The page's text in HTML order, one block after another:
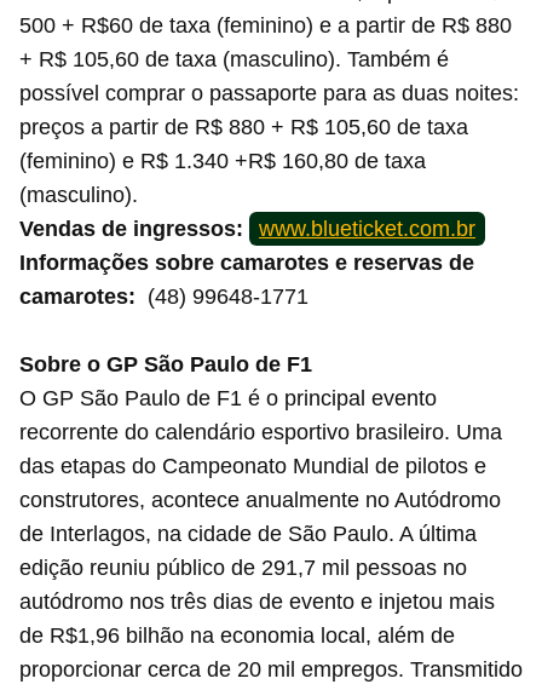
500 + R$60 de taxa (feminino) e a partir de R$ 880
+ R$ 105,60 de taxa (masculino). Também é
possível comprar o passaporte para as duas noites:
preços a partir de R$ 880 + R$ 105,60 de taxa
(feminino) e R$ 1.340 +R$ 160,80 de taxa
(masculino).
Vendas de ingressos:
www.blueticket.com.br
Informações sobre camarotes e reservas de
camarotes: (48) 99648-1771
Sobre o GP São Paulo de F1
O GP São Paulo de F1 é o principal evento
recorrente do calendário esportivo brasileiro. Uma
das etapas do Campeonato Mundial de pilotos e
construtores, acontece anualmente no Autódromo
de Interlagos, na cidade de São Paulo. A última
edição reuniu público de 291,7 mil pessoas no
autódromo nos três dias de evento e injetou mais
de R$1,96 bilhão na economia local, além de
proporcionar cerca de 20 mil empregos. Transmitido